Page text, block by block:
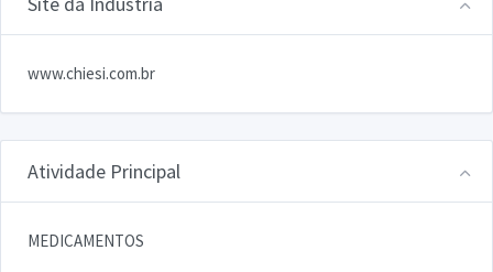
www.chiesi.com.br
Atividade Principal
MEDICAMENTOS